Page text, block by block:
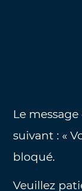
Le
suivant : «
bloqué.
Veuillez